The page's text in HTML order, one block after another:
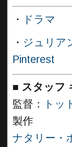
・
ドラマ
・ ジュリア
Pinterest
■ スタッフ
監督：
トッ
製作
ナタリー・